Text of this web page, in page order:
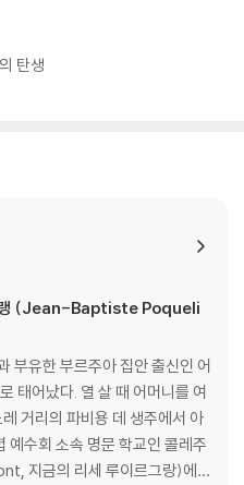
탄생
랭 (Jean-Baptiste Poqueli
부유한 부르주아 집안 출신인 어
태어났다. 열 살 때 어머니를 여
거리의 파비용 데 생주에서 아
예수회 소속 명문 학교인 콜레주
지금의 리세 루이르그랑)에서